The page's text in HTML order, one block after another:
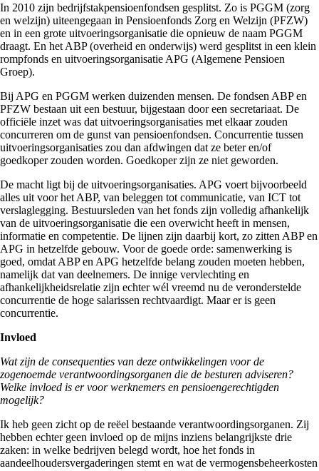
In 2010 zijn bedrijfstakpensioenfondsen gesplitst. Zo is PGGM (zorg
en welzijn) uiteengegaan in Pensioenfonds Zorg en Welzijn (PFZW)
en in een grote uitvoeringsorganisatie die opnieuw de naam PGGM
draagt. En het ABP (overheid en onderwijs) werd gesplitst in een klein
rompfonds en uitvoeringsorganisatie APG (Algemene Pensioen
Groep).
Bij APG en PGGM werken duizenden mensen. De fondsen ABP en
PFZW bestaan uit een bestuur, bijgestaan door een secretariaat. De
officiële inzet was dat uitvoeringsorganisaties met elkaar zouden
concurreren om de gunst van pensioenfondsen. Concurrentie tussen
uitvoeringsorganisaties zou dan afdwingen dat ze beter en/of
goedkoper zouden worden. Goedkoper zijn ze niet geworden.
De macht ligt bij de uitvoeringsorganisaties. APG voert bijvoorbeeld
alles uit voor het ABP, van beleggen tot communicatie, van ICT tot
verslaglegging. Bestuursleden van het fonds zijn volledig afhankelijk
van de uitvoeringsorganisatie die een overwicht heeft in mensen,
informatie en competentie. De lijnen zijn daarbij kort, zo zitten ABP en
APG in hetzelfde gebouw. Voor de goede orde: samenwerking is
goed, omdat ABP en APG hetzelfde belang zouden moeten hebben,
namelijk dat van deelnemers. De innige vervlechting en
afhankelijkheidsrelatie zijn echter wél vreemd nu de veronderstelde
concurrentie de hoge salarissen rechtvaardigt. Maar er is geen
concurrentie.
Invloed
Wat zijn de consequenties van deze ontwikkelingen voor de
zogenoemde verantwoordingsorganen die de besturen adviseren?
Welke invloed is er voor werknemers en pensioengerechtigden
mogelijk?
Ik heb geen zicht op de reëel bestaande verantwoordingsorganen. Zij
hebben echter geen invloed op de mijns inziens belangrijkste drie
zaken: in welke bedrijven belegd wordt, hoe het fonds in
aandeelhoudersvergaderingen stemt en wat de vermogensbeheerkosten